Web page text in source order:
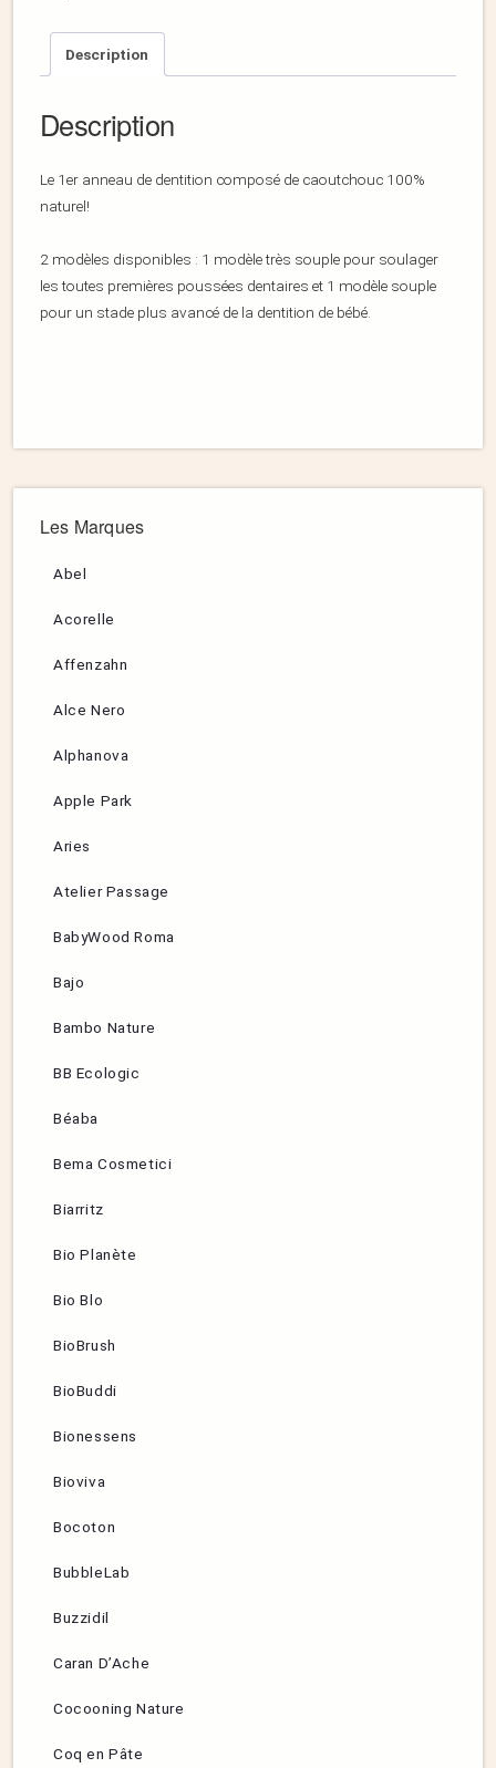
Description
Description
Le 1er anneau de dentition composé de caoutchouc 100%
naturel!
2 modèles disponibles : 1 modèle très souple pour soulager
les toutes premières poussées dentaires et 1 modèle souple
pour un stade plus avancé de la dentition de bébé.
Les Marques
Abel
Acorelle
Affenzahn
Alce Nero
Alphanova
Apple Park
Aries
Atelier Passage
BabyWood Roma
Bajo
Bambo Nature
BB Ecologic
Béaba
Bema Cosmetici
Biarritz
Bio Planète
Bio Blo
BioBrush
BioBuddi
Bionessens
Bioviva
Bocoton
BubbleLab
Buzzidil
Caran D’Ache
Cocooning Nature
Coq en Pâte